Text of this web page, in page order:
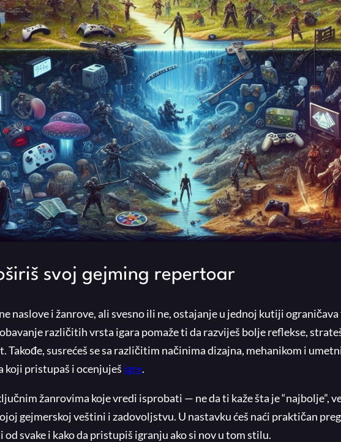
svoj gejming repertoar
naslove i žanrove, ali svesno ili ne, ostajanje u jednoj kutiji
različitih vrsta igara pomaže ti da razviješ bolje reflekse,
susrećeš se sa različitim načinima dizajna, mehanikom i
pristupaš i ocenjuješ igre.
žanrovima koje vredi isprobati — ne da ti kaže šta je “najbolje”,
gejmerskoj veštini i zadovoljstvu. U nastavku ćeš naći praktičan
svake i kako da pristupiš igranju ako si nov u tom stilu.